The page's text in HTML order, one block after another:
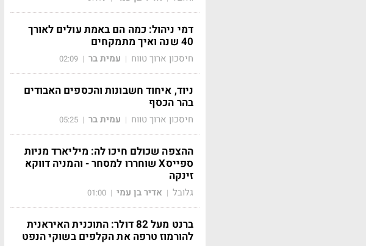
דמי ניהול: כמה הם באמת עולים לאורך
40 שנה ואיך מתמקחים
חיסכון ארוך טווח | עמית בר |
02:09
ניוד, איחוד חשבונות והכספים האבודים
בהר הכסף
חיסכון ארוך טווח | עמית בר |
05:25
ההצפה שכולם חיכו לה: מיליארד מניות
ספייסX שוחררו למסחר - והמניה דווקא
זינקה
גלובל | אדיר בן עמי |
01:00
ברנט מעל 82 דולר: התוכנית האיראנית
להורמוז טרפה את הקלפים בשוקי הנפט